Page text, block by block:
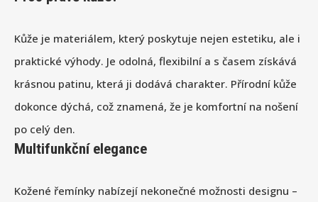
Kůže je materiálem, který poskytuje nejen estetiku, ale i
praktické výhody. Je odolná, flexibilní a s časem získává
krásnou patinu, která ji dodává charakter. Přírodní kůže
dokonce dýchá, což znamená, že je komfortní na nošení
po celý den.
Multifunkční elegance
Kožené řemínky nabízejí nekonečné možnosti designu –